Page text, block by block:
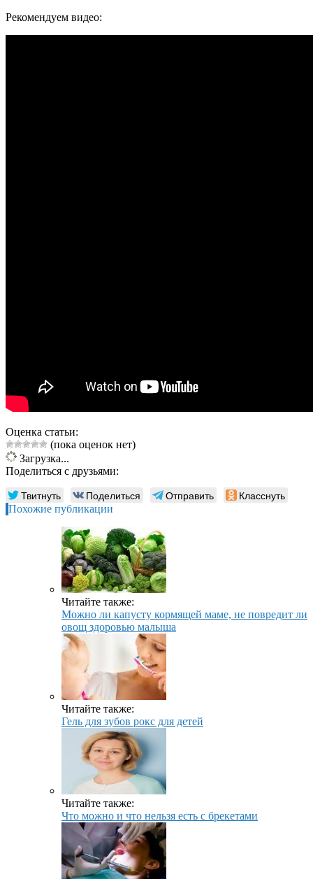
Рекомендуем видео:
Оценка статьи:
(пока оценок нет)
Загрузка...
Поделиться с друзьями:
Твитнуть Поделиться Отправить Класснуть
Похожие публикации
Читайте также:
Можно ли капусту кормящей маме, не повредит ли
овощ здоровью малыша
Читайте также:
Гель для зубов рокс для детей
Читайте также:
Что можно и что нельзя есть с брекетами